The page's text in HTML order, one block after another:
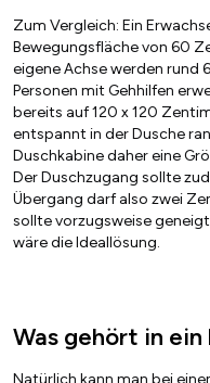
Zum Vergleich: Ein
Bewegungsfläche von 60
eigene Achse werden rund
Personen mit Gehhilfen
bereits auf 120 x 120
entspannt in der Dusche
Duschkabine daher eine
Der Duschzugang sollte
Übergang darf also zwei
sollte vorzugsweise
wäre die Ideallösung.
Was gehört in